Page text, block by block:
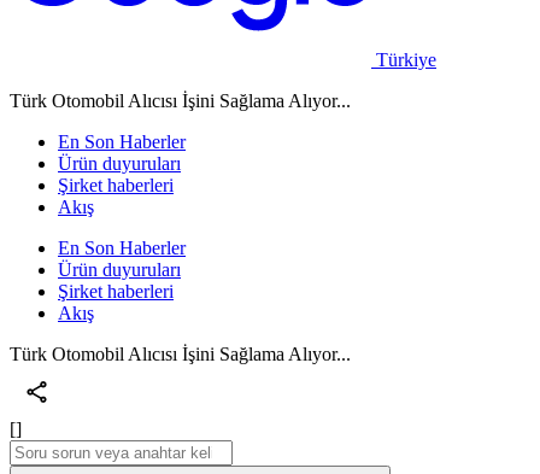
Türkiye
Türk Otomobil Alıcısı İşini Sağlama Alıyor...
En Son Haberler
Ürün duyuruları
Şirket haberleri
Akış
En Son Haberler
Ürün duyuruları
Şirket haberleri
Akış
Türk Otomobil Alıcısı İşini Sağlama Alıyor...
[]